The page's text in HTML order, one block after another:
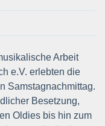
Arbeit
e.V. erlebten die
Samstagnachmittag.
Besetzung,
Oldies bis hin zum